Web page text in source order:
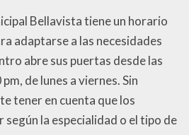
Bellavista tiene un horario
adaptarse a las necesidades
abre sus puertas desde las
de lunes a viernes. Sin
tener en cuenta que los
la especialidad o el tipo de